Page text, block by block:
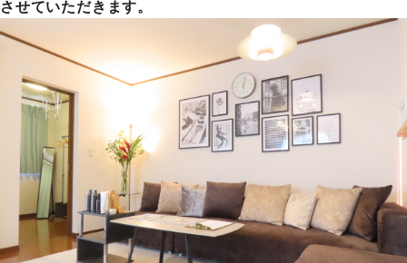
させていただきます。